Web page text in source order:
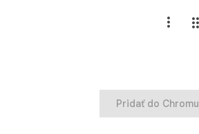
Pridať do Chromu